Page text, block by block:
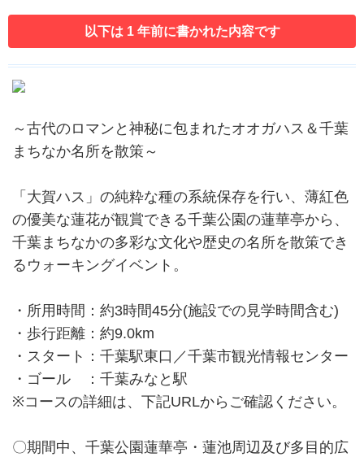
以下は 1 年前に書かれた内容です
～古代のロマンと神秘に包まれたオオガハス＆千葉
まちなか名所を散策～
「大賀ハス」の純粋な種の系統保存を行い、薄紅色
の優美な蓮花が観賞できる千葉公園の蓮華亭から、
千葉まちなかの多彩な文化や歴史の名所を散策でき
るウォーキングイベント。
・所用時間：約3時間45分(施設での見学時間含む)
・歩行距離：約9.0km
・スタート：千葉駅東口／千葉市観光情報センター
・ゴール ：千葉みなと駅
※コースの詳細は、下記URLからご確認ください。
〇期間中、千葉公園蓮華亭・蓮池周辺及び多目的広